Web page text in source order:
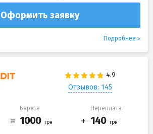
Оформить заявку
Подробнее
Отзывов: 145
Берете Переплата